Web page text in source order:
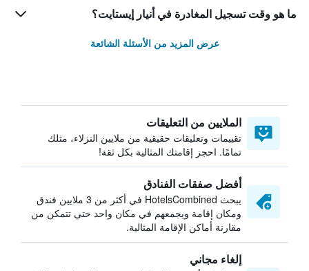
ما هو وقت تسجيل المغادرة في أنيار إيستايت؟
عرض المزيد من الأسئلة الشائعة
الملايين من التعليقات
تقييمات وتعليقات حقيقية من ملايين النزلاء، مثلك
تمامًا. احجز إقامتك المثالية بكل ثقة!
أفضل صفقات الفنادق
يبحث HotelsCombined في أكثر من 3 ملايين فندق
ومكان إقامة ويجمعهم في مكان واحد حتى تتمكن من
مقارنة أماكن الإقامة المثالية.
إلغاء مجاني